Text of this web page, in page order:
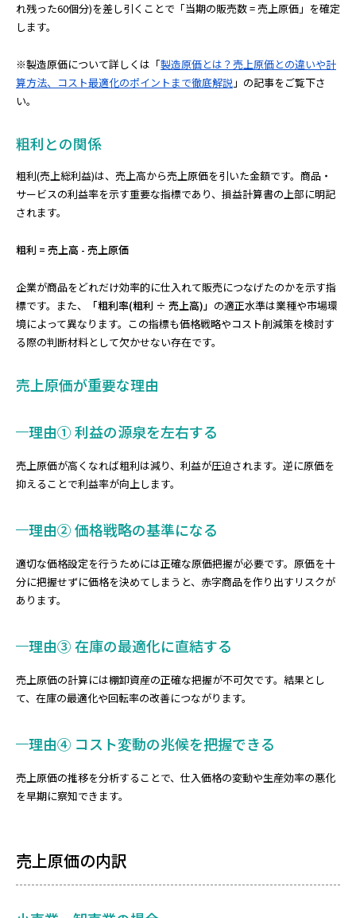
れ残った60個分)を差し引くことで「当期の販売数 = 売上原価」を確定
します。
※製造原価について詳しくは「製造原価とは？売上原価との違いや計
算方法、コスト最適化のポイントまで徹底解説 」の記事をご覧下さ
い。
粗利との関係
粗利(売上総利益)は、売上高から売上原価を引いた金額です。商品・
サービスの利益率を示す重要な指標であり、損益計算書の上部に明記
されます。
粗利 = 売上高 - 売上原価
企業が商品をどれだけ効率的に仕入れて販売につなげたのかを示す指
標です。また、
「粗利率(粗利 ÷ 売上高)」 の適正水準は業種や市場環
境によって異なります。この指標も価格戦略やコスト削減策を検討す
る際の判断材料として欠かせない存在です。
売上原価が重要な理由
理由① 利益の源泉を左右する
売上原価が高くなれば粗利は減り、利益が圧迫されます。逆に原価を
抑えることで利益率が向上します。
理由② 価格戦略の基準になる
適切な価格設定を行うためには正確な原価把握が必要です。原価を十
分に把握せずに価格を決めてしまうと、赤字商品を作り出すリスクが
あります。
理由③ 在庫の最適化に直結する
売上原価の計算には棚卸資産の正確な把握が不可欠です。結果とし
て、在庫の最適化や回転率の改善につながります。
理由④ コスト変動の兆候を把握できる
売上原価の推移を分析することで、仕入価格の変動や生産効率の悪化
を早期に察知できます。
売上原価の内訳